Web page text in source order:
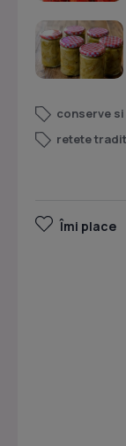
conserve
retete
Îmi place